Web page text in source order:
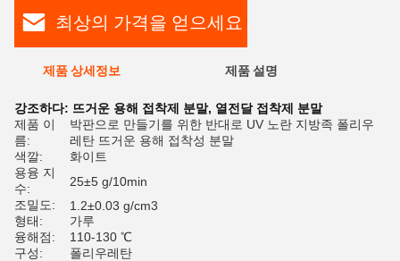
최상의 가격을 얻으세요
제품 상세정보 제품 설명
강조하다: 뜨거운 용해 접착제 분말, 열전달 접착제 분말
제품 이
름:
박판으로 만들기를 위한 반대로 UV 노란 지방족 폴리우
레탄 뜨거운 용해 접착성 분말
색깔:
화이트
용융 지
수:
25±5 g/10min
조밀도:
1.2±0.03 g/cm3
형태:
가루
융해점:
110-130 ℃
구성:
폴리우레탄